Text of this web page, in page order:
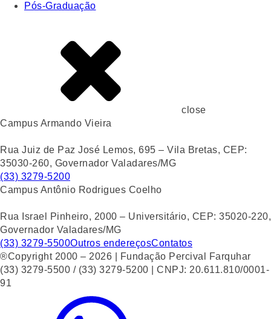
Pós-Graduação
close
Campus Armando Vieira
Rua Juiz de Paz José Lemos, 695 – Vila Bretas, CEP:
35030-260, Governador Valadares/MG
(33) 3279-5200
Campus Antônio Rodrigues Coelho
Rua Israel Pinheiro, 2000 – Universitário, CEP: 35020-220,
Governador Valadares/MG
(33) 3279-5500Outros endereçosContatos
®Copyright 2000 – 2026 | Fundação Percival Farquhar
(33) 3279-5500 / (33) 3279-5200 | CNPJ: 20.611.810/0001-
91